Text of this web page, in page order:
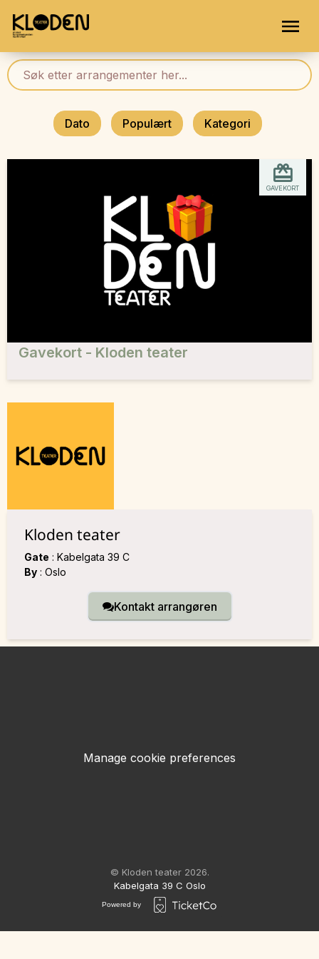
Dato Populært Kategori
Gavekort - Kloden teater
GAVEKORT
Kloden teater
Gate : Kabelgata 39 C
By : Oslo
Kontakt arrangøren
Manage cookie preferences
© Kloden teater 2026.
Kabelgata 39 C Oslo
Powered by